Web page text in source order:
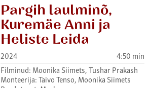
Pargih laulminõ,
Kuremäe Anni ja
Heliste Leida
2024
4:50 min
Filminud: Moonika Siimets, Tushar Prakash
Monteerija: Taivo Tenso, Moonika Siimets